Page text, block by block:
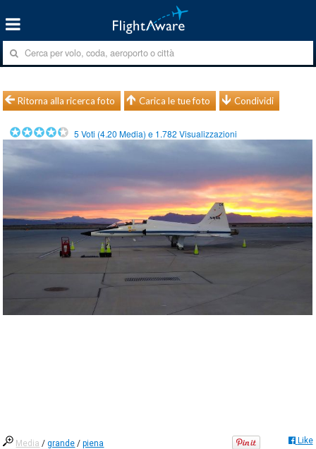
Ritorna alla ricerca foto Carica le tue foto Condividi
5 Voti (4.20 Media) e 1.782 Visualizzazioni
Media /grande /piena Like